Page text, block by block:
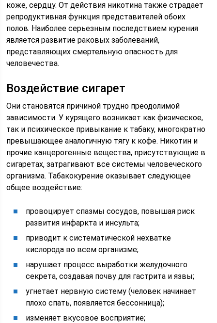
коже, сердцу. От действия никотина также страдает
репродуктивная функция представителей обоих
полов. Наиболее серьезным последствием курения
является развитие раковых заболеваний,
представляющих смертельную опасность для
человечества.
Воздействие сигарет
Они становятся причиной трудно преодолимой
зависимости. У курящего возникает как физическое,
так и психическое привыкание к табаку, многократно
превышающее аналогичную тягу к кофе. Никотин и
прочие канцерогенные вещества, присутствующие в
сигаретах, затрагивают все системы человеческого
организма. Табакокурение оказывает следующее
общее воздействие:
провоцирует спазмы сосудов, повышая риск
развития инфаркта и инсульта;
приводит к систематической нехватке
кислорода во всем организме;
нарушает процесс выработки желудочного
секрета, создавая почву для гастрита и язвы;
угнетает нервную систему (человек начинает
плохо спать, появляется бессонница);
изменяет вкусовое восприятие;